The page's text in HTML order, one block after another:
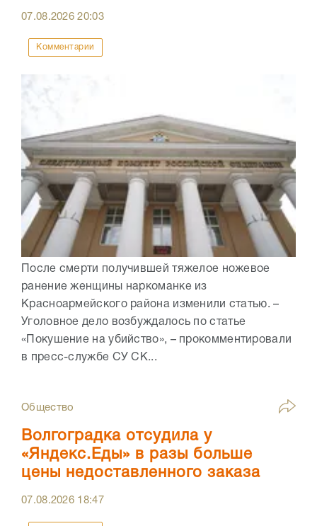
07.08.202620:03
Комментарии
После смерти получившей тяжелое ножевое
ранение женщины наркоманке из
Красноармейского района изменили статью. –
Уголовное дело возбуждалось по статье
«Покушение на убийство», – прокомментировали
в пресс-службе СУ СК...
Общество
Волгоградка отсудила у
«Яндекс.Еды» в разы больше
цены недоставленного заказа
07.08.2026 18:47